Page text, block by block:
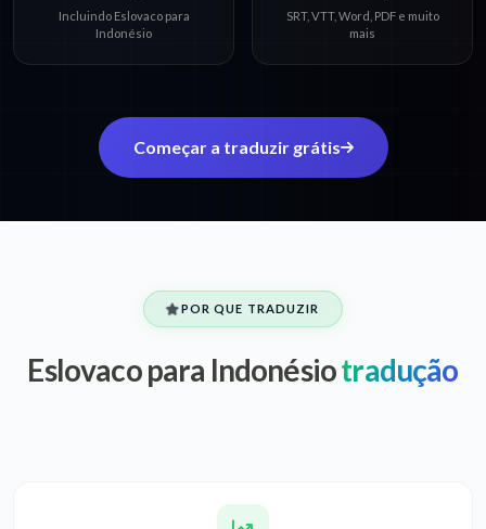
Incluindo Eslovaco para
Indonésio
SRT, VTT, Word, PDF e muito
mais
Começar a traduzir grátis
POR QUE TRADUZIR
Eslovaco para Indonésiotradução